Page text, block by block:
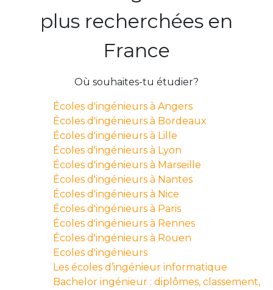
plus recherchées en
France
Où souhaites-tu étudier?
Écoles d'ingénieurs à Angers
Écoles d'ingénieurs à Bordeaux
Écoles d'ingénieurs à Lille
Écoles d'ingénieurs à Lyon
Écoles d'ingénieurs à Marseille
Écoles d'ingénieurs à Nantes
Écoles d'ingénieurs à Nice
Écoles d'ingénieurs à Paris
Écoles d'ingénieurs à Rennes
Écoles d'ingénieurs à Rouen
Ecoles d'ingénieurs
Les écoles d’ingénieur informatique
Bachelor ingénieur : diplômes, classement,